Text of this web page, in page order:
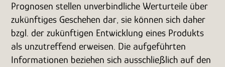
Prognosen stellen unverbindliche Werturteile über
zukünftiges Geschehen dar, sie können sich daher
bzgl. der zukünftigen Entwicklung eines Produkts
als unzutreffend erweisen. Die aufgeführten
Informationen beziehen sich ausschließlich auf den